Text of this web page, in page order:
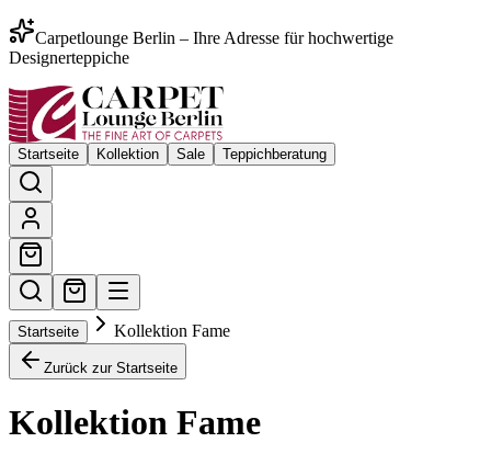
Carpetlounge Berlin – Ihre Adresse für hochwertige
Designerteppiche
Startseite Kollektion Sale Teppichberatung
Startseite Kollektion Fame
Zurück zur Startseite
Kollektion Fame